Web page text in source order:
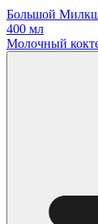
Большой
400 мл
Молочный